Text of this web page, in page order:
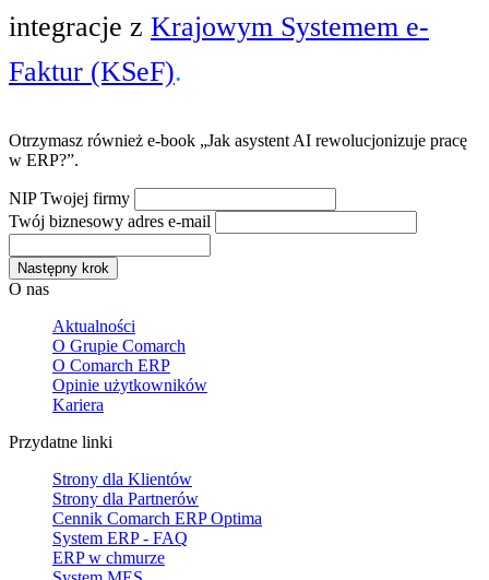
integracje z Krajowym Systemem e-
Faktur (KSeF).
Otrzymasz również e-book „Jak asystent AI rewolucjonizuje pracę
w ERP?”.
NIP Twojej firmy
Twój biznesowy adres e-mail
Następny krok
O nas
Aktualności
O Grupie Comarch
O Comarch ERP
Opinie użytkowników
Kariera
Przydatne linki
Strony dla Klientów
Strony dla Partnerów
Cennik Comarch ERP Optima
System ERP - FAQ
ERP w chmurze